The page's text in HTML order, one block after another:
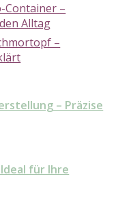
Container –
Alltag
–
– Präzise
für Ihre